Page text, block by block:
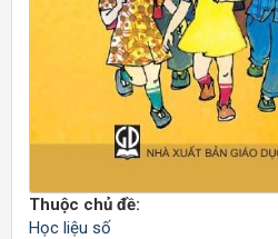
Thuộc chủ đề:
Học liệu số